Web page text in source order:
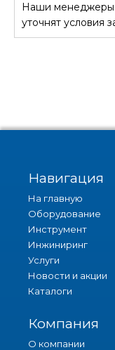
Наши менеджеры
уточнят условия
Навигация
На главную
Оборудование
Инструмент
Инжиниринг
Услуги
Новости и акции
Каталоги
Компания
О компании